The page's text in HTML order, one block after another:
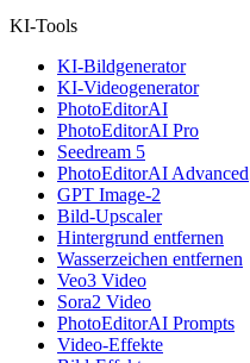
KI-Tools
KI-Bildgenerator
KI-Videogenerator
PhotoEditorAI
PhotoEditorAI Pro
Seedream 5
PhotoEditorAI Advanced
GPT Image-2
Bild-Upscaler
Hintergrund entfernen
Wasserzeichen entfernen
Veo3 Video
Sora2 Video
PhotoEditorAI Prompts
Video-Effekte